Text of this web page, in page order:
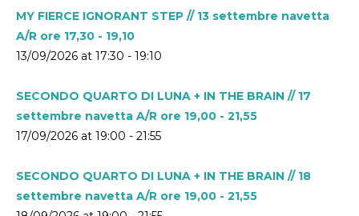
MY FIERCE IGNORANT STEP // 13 settembre navetta
A/R ore 17,30 - 19,10
13/09/2026 at 17:30 - 19:10
SECONDO QUARTO DI LUNA + IN THE BRAIN // 17
settembre navetta A/R ore 19,00 - 21,55
17/09/2026 at 19:00 - 21:55
SECONDO QUARTO DI LUNA + IN THE BRAIN // 18
settembre navetta A/R ore 19,00 - 21,55